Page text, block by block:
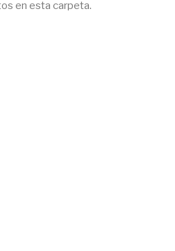
en esta carpeta.